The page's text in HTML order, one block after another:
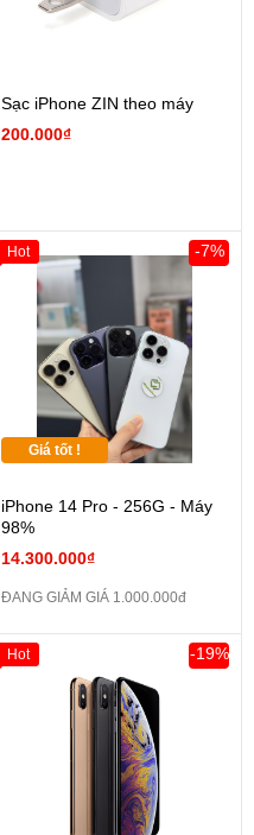
Sạc iPhone ZIN theo máy
200.000₫
Giá tốt !
iPhone 14 Pro - 256G - Máy
98%
14.300.000₫
-7%
ĐANG GIẢM GIÁ 1.000.000đ
Hot
-19%
Hot